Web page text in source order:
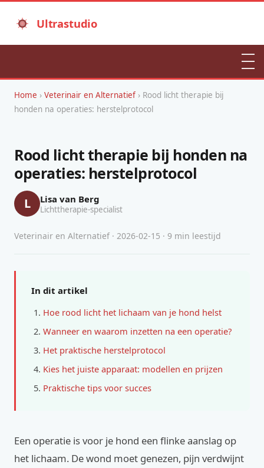
Ultrastudio
Home › Veterinair en Alternatief › Rood licht therapie bij
honden na operaties: herstelprotocol
Rood licht therapie bij honden na
operaties: herstelprotocol
L Lisa van Berg
Lichttherapie-specialist
Veterinair en Alternatief · 2026-02-15 · 9 min leestijd
In dit artikel
Hoe rood licht het lichaam van je hond helst
Wanneer en waarom inzetten na een operatie?
Het praktische herstelprotocol
Kies het juiste apparaat: modellen en prijzen
Praktische tips voor succes
Een operatie is voor je hond een flinke aanslag op
het lichaam. De wond moet genezen, pijn verdwijnt